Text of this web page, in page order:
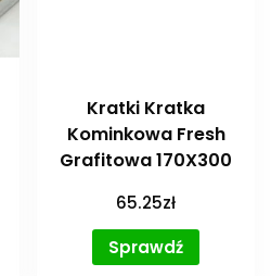
Kratki Kratka
Kominkowa Fresh
Grafitowa 170X300
65.25zł
Sprawdź